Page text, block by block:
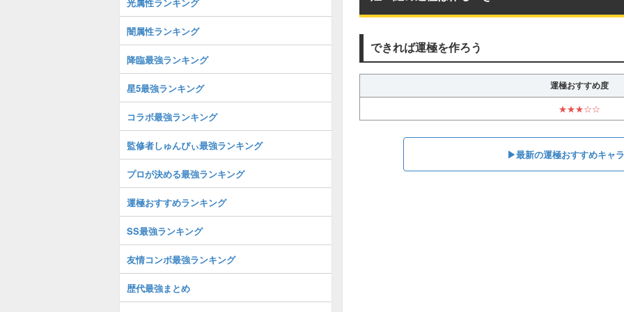
できれば運極を作ろう
運極おすすめ度
★★★☆☆
▶︎最新の運極おすすめキャ
闇属性ランキング
降臨最強ランキング
星5最強ランキング
コラボ最強ランキング
監修者しゅんぴぃ最強ランキング
プロが決める最強ランキング
運極おすすめランキング
SS最強ランキング
友情コンボ最強ランキング
歴代最強まとめ